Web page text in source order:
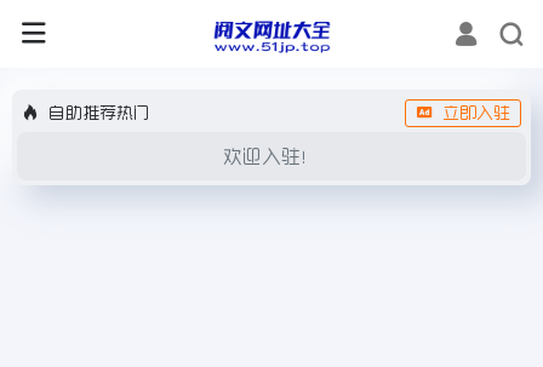
自助推荐热门 立即入驻
欢迎入驻！